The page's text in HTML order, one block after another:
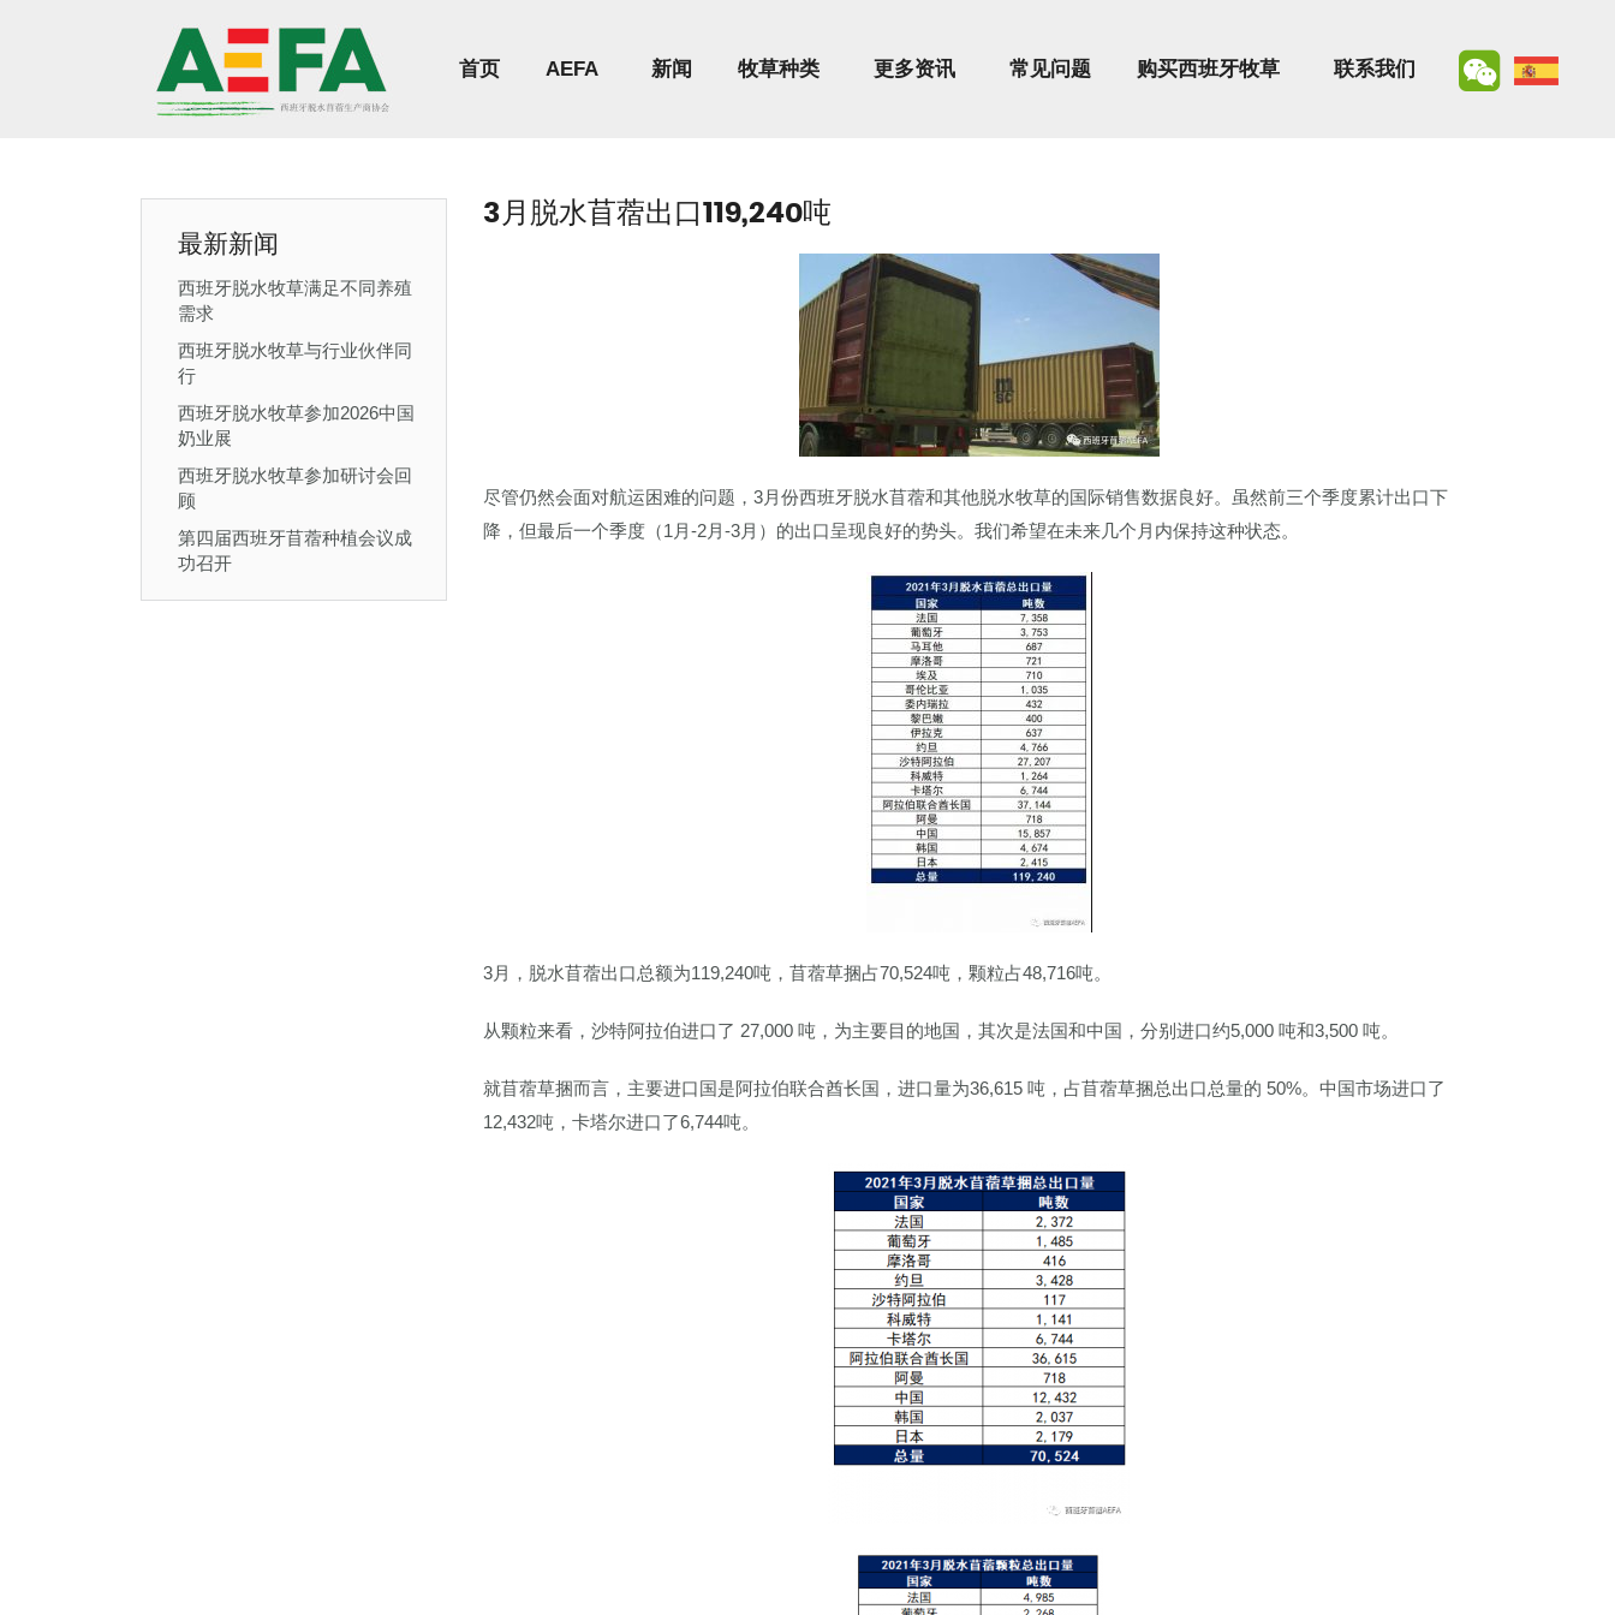
首页 AEFA 新闻 牧草种类 更多资讯 常见问题 购买西班牙牧草 联系我们
3月脱水苜蓿出口119,240吨
尽管仍然会面对航运困难的问题，3月份西班牙脱水苜蓿和其他脱水牧草的国际销售数据良好。虽然前三个季度累计出口下
降，但最后一个季度（1月-2月-3月）的出口呈现良好的势头。我们希望在未来几个月内保持这种状态。
3月，脱水苜蓿出口总额为119,240吨，苜蓿草捆占70,524吨，颗粒占48,716吨。
从颗粒来看，沙特阿拉伯进口了 27,000 吨，为主要目的地国，其次是法国和中国，分别进口约5,000 吨和3,500 吨。
就苜蓿草捆而言，主要进口国是阿拉伯联合酋长国，进口量为36,615 吨，占苜蓿草捆总出口总量的 50%。中国市场进口了
12,432吨，卡塔尔进口了6,744吨。
最新新闻
西班牙脱水牧草满足不同养殖
需求
西班牙脱水牧草与行业伙伴同
行
西班牙脱水牧草参加2026中国
奶业展
西班牙脱水牧草参加研讨会回
顾
第四届西班牙苜蓿种植会议成
功召开